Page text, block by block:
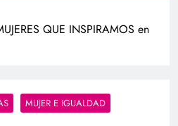
QUE INSPIRAMOS en
MUJER E IGUALDAD